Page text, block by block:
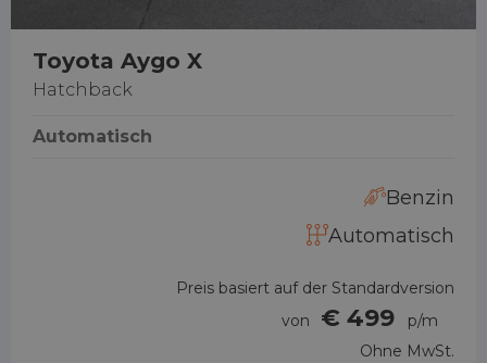
Toyota Aygo X
Hatchback
Automatisch
Benzin
Automatisch
Preis basiert auf der Standardversion
von
€ 499
p/m
Ohne MwSt.